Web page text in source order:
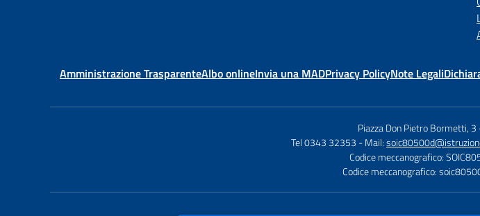
Amministrazione TrasparenteAlbo onlineInvia una MADPrivacy PolicyNote Legali
Piazza Don Pietro Bormetti, 3
Tel 0343 32353 - Mail:
Codice meccanografico:
Codice meccanografico: